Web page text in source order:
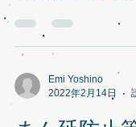
また、アルコールの
ただきます。 期間：
3/21（月） 営業時
Emi Yoshino
2022年2月14日